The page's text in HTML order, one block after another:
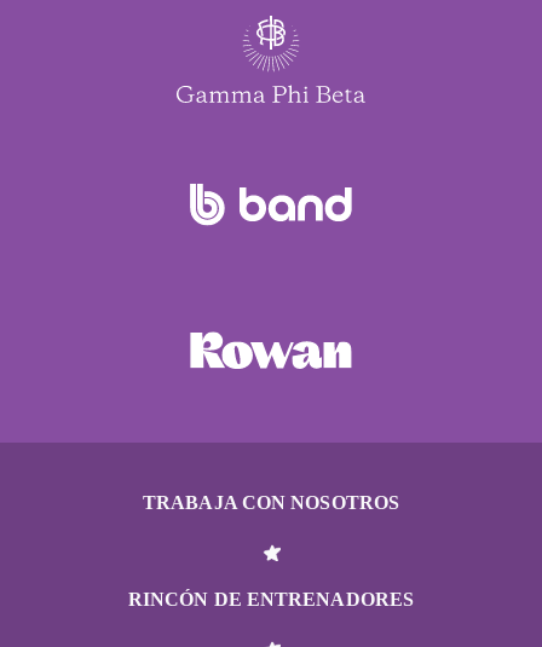
TRABAJA CON NOSOTROS
RINCÓN DE ENTRENADORES